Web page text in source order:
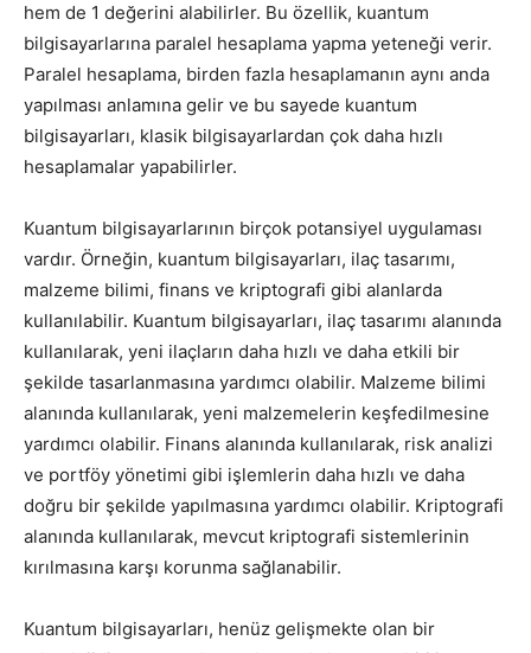
hem de 1 değerini alabilirler. Bu özellik, kuantum
bilgisayarlarına paralel hesaplama yapma yeteneği verir.
Paralel hesaplama, birden fazla hesaplamanın aynı anda
yapılması anlamına gelir ve bu sayede kuantum
bilgisayarları, klasik bilgisayarlardan çok daha hızlı
hesaplamalar yapabilirler.
Kuantum bilgisayarlarının birçok potansiyel uygulaması
vardır. Örneğin, kuantum bilgisayarları, ilaç tasarımı,
malzeme bilimi, finans ve kriptografi gibi alanlarda
kullanılabilir. Kuantum bilgisayarları, ilaç tasarımı alanında
kullanılarak, yeni ilaçların daha hızlı ve daha etkili bir
şekilde tasarlanmasına yardımcı olabilir. Malzeme bilimi
alanında kullanılarak, yeni malzemelerin keşfedilmesine
yardımcı olabilir. Finans alanında kullanılarak, risk analizi
ve portföy yönetimi gibi işlemlerin daha hızlı ve daha
doğru bir şekilde yapılmasına yardımcı olabilir. Kriptografi
alanında kullanılarak, mevcut kriptografi sistemlerinin
kırılmasına karşı korunma sağlanabilir.
Kuantum bilgisayarları, henüz gelişmekte olan bir